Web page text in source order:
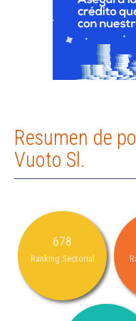
Resumen de
Vuoto Sl.
678
Ranking Sectorial